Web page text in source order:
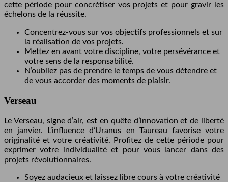
cette période pour concrétiser vos projets et pour gravir les
échelons de la réussite.
Concentrez-vous sur vos objectifs professionnels et sur
la réalisation de vos projets.
Mettez en avant votre discipline, votre persévérance et
votre sens de la responsabilité.
N’oubliez pas de prendre le temps de vous détendre et
de vous accorder des moments de plaisir.
Verseau
Le Verseau, signe d’air, est en quête d’innovation et de liberté
en janvier. L’influence d’Uranus en Taureau favorise votre
originalité et votre créativité. Profitez de cette période pour
exprimer votre individualité et pour vous lancer dans des
projets révolutionnaires.
Soyez audacieux et laissez libre cours à votre créativité